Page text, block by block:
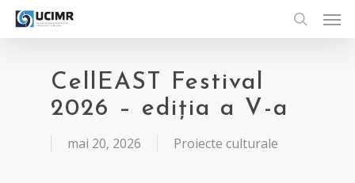
Skip
search
CellEAST Festival
2026 – ediția a V-a
mai 20, 2026 Proiecte culturale